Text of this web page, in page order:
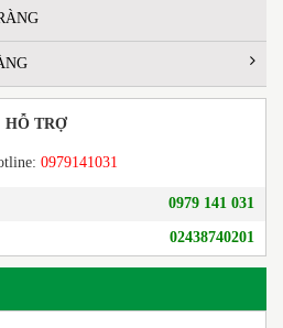
HỖ TRỢ
0979141031
0979 141 031
02438740201